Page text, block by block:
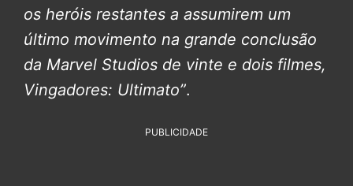
os heróis restantes a assumirem um
último movimento na grande conclusão
da Marvel Studios de vinte e dois filmes,
Vingadores: Ultimato”.
PUBLICIDADE